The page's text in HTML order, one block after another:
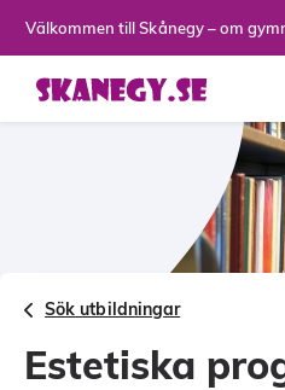
Välkommen till Skånegy – om
Sök utbildningar
Estetiska